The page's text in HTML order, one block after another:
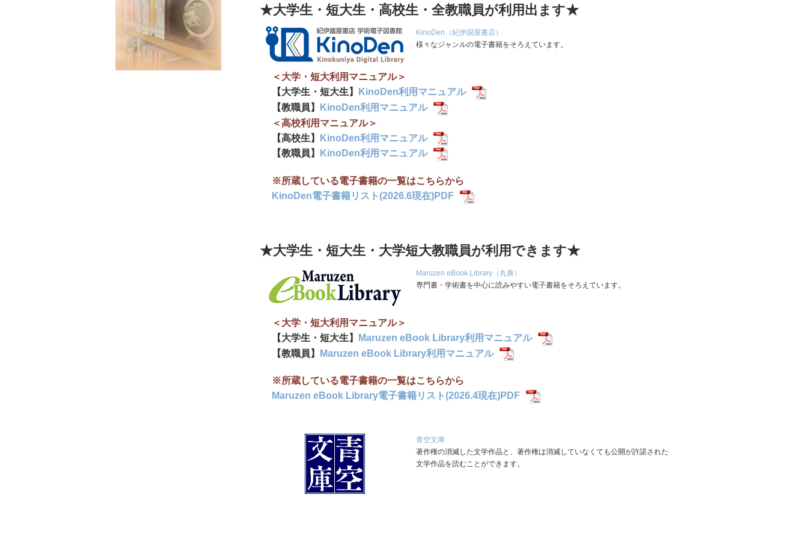
★大学生・短大生・高校生・全教職員が利用出ます★
KinoDen（紀伊国屋書店）
様々なジャンルの電子書籍をそろえています。
＜大学・短大利用マニュアル＞
【大学生・短大生】
KinoDen利用マニュアル
【教職員】
KinoDen利用マニュアル
＜高校利用マニュアル＞
【高校生】
KinoDen利用マニュアル
【教職員】
KinoDen利用マニュアル
※所蔵している電子書籍の一覧はこちらから
KinoDen電子書籍リスト(2026.6現在)PDF
★大学生・短大生・大学短大教職員が利用できます★
Maruzen eBook Library（丸善）
専門書・学術書を中心に読みやすい電子書籍をそろえています。
＜大学・短大利用マニュアル＞
【大学生・短大生】
Maruzen eBook Library利用マニュアル
【教職員】
Maruzen eBook Library利用マニュアル
※所蔵している電子書籍の一覧はこちらから
Maruzen eBook Library電子書籍リスト(2026.4現在)PDF
青空文庫
著作権の消滅した文学作品と、著作権は消滅していなくても公開が許諾された
文学作品を読むことができます。